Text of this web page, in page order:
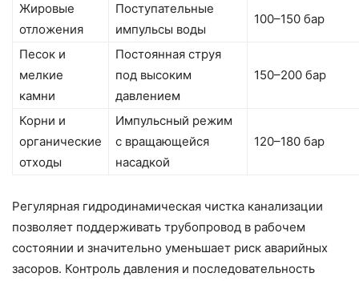
Жировые
отложения
Поступательные
импульсы воды
100–150 бар
Песок и
мелкие
камни
Постоянная струя
под высоким
давлением
150–200 бар
Корни и
органические
отходы
Импульсный режим
с вращающейся
насадкой
120–180 бар
Регулярная гидродинамическая чистка канализации
позволяет поддерживать трубопровод в рабочем
состоянии и значительно уменьшает риск аварийных
засоров. Контроль давления и последовательность